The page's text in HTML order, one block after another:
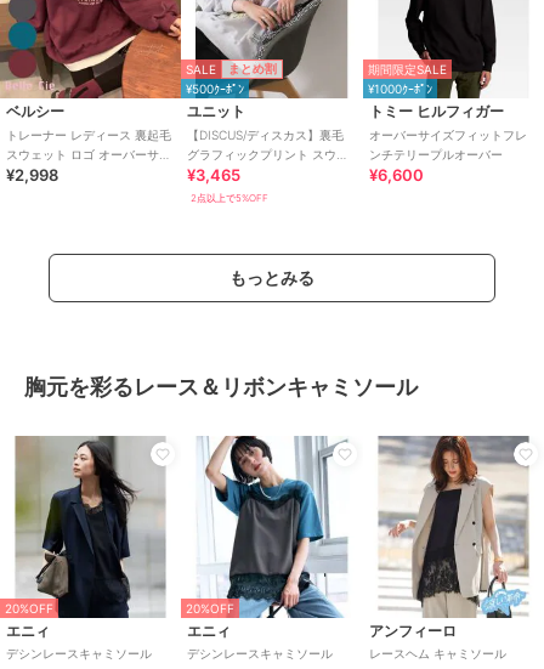
ベルシー
トレーナー レディース 裏起毛
スウェット ロゴ オーバーサイ
ズ アメカジ 韓国 大きいサイズ
¥2,998
SALE まとめ割
¥500ｸｰﾎﾟﾝ
ユニット
【DISCUS/ディスカス】裏毛
グラフィックプリント スウェ
ットトレーナー オーバーサイ
ズ
¥3,465
2点以上で5%OFF
期間限定SALE
¥1000ｸｰﾎﾟﾝ
トミー ヒルフィガー
オーバーサイズフィットフレ
ンチテリープルオーバー
¥6,600
もっとみる
胸元を彩るレース＆リボンキャミソール
20%OFF
エニィ
デシンレースキャミソール
20%OFF
エニィ
デシンレースキャミソール
アンフィーロ
レースヘム キャミソール